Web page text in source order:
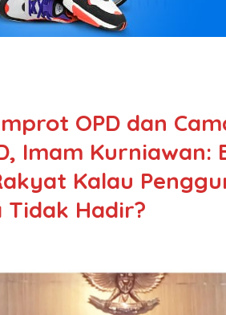
OPD dan
Imam Kurniawan:
Kalau
Hadir?